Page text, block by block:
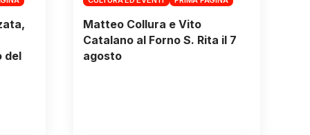
del
Matteo Collura e Vito
Catalano al Forno S. Rita il 7
agosto